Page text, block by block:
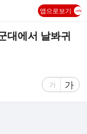
앱으로보기
대에서 날봐귀
글
가
글
자
가